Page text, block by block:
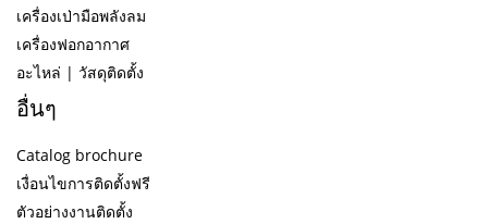
เครื่องเป่ามือพลังลม
เครื่องฟอกอากาศ
อะไหล่ | วัสดุติดตั้ง
อื่นๆ
Catalog brochure
เงื่อนไขการติดตั้งฟรี
ตัวอย่างงานติดตั้ง